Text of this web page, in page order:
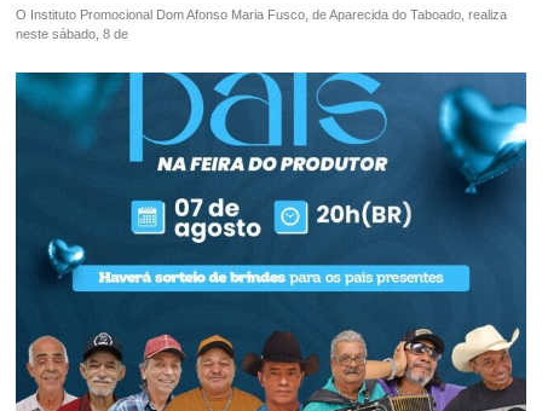
O Instituto Promocional Dom Afonso Maria Fusco, de Aparecida do Taboado, realiza
neste sábado, 8 de